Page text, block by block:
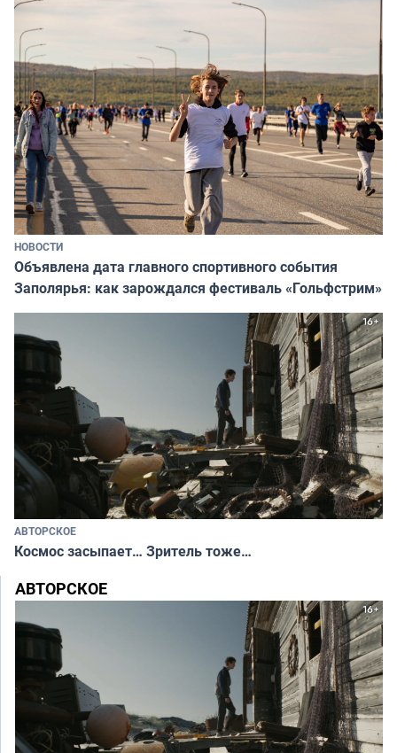
НОВОСТИ
Объявлена дата главного спортивного события
Заполярья: как зарождался фестиваль «Гольфстрим»
АВТОРСКОЕ
Космос засыпает… Зритель тоже…
АВТОРСКОЕ